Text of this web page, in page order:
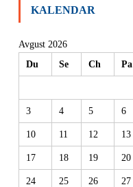
KALENDAR
Avgust 2026
Du
Se Ch Pa
3 4 5 6
10 11 12 13
17 18 19 20
24 25 26 27